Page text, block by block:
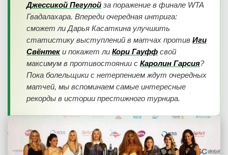
Джессикой Пегулой за поражение в финале WTA
Гвадалахара. Впереди очередная интрига:
сможет ли Дарья Касаткина улучшить
статистику выступлений в матчах против Иги
Свёнтек и покажет ли Кори Гауфф свой
максимум в противостоянии с Каролин Гарсия?
Пока болельщики с нетерпением ждут очередных
матчей, мы вспоминаем самые интересные
рекорды в истории престижного турнира.